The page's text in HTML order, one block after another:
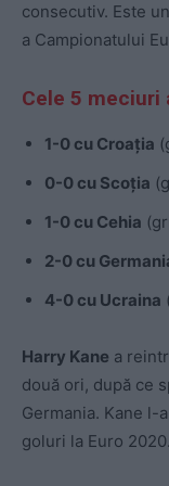
consecutiv. Este
a Campionatului
Cele 5 meciuri
1-0 cu Croația
0-0 cu Scoția
1-0 cu Cehia
2-0 cu
4-0 cu Ucraina
Harry Kane a
două ori, după ce
Germania. Kane l-
goluri la Euro 2020.